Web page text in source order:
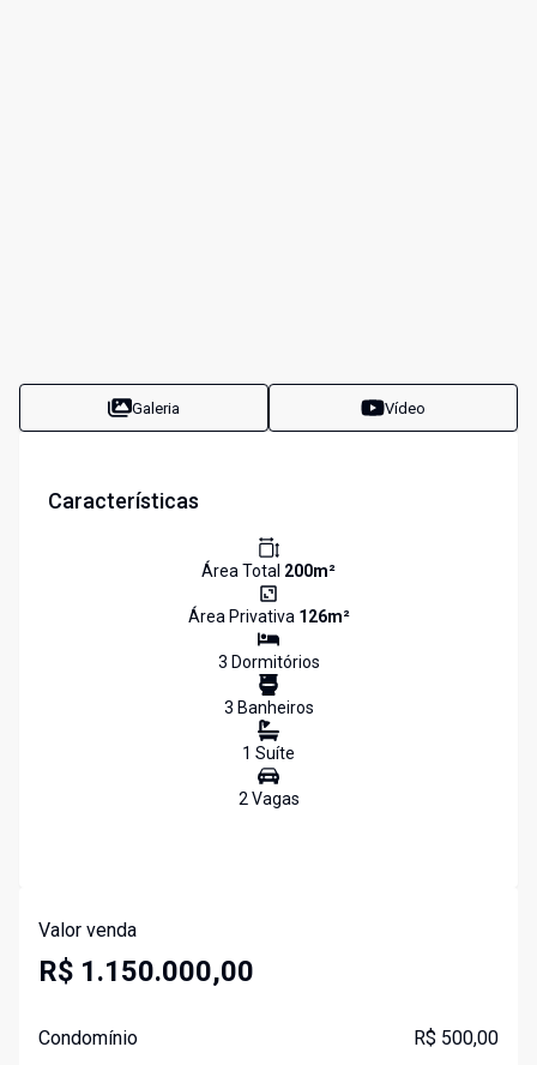
Galeria Vídeo
Características
Área Total 200m²
Área Privativa 126m²
3 Dormitórios
3 Banheiros
1 Suíte
2Vagas
Valor venda
R$ 1.150.000,00
Condomínio R$ 500,00